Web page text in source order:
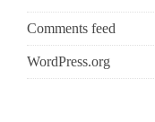
Comments feed
WordPress.org